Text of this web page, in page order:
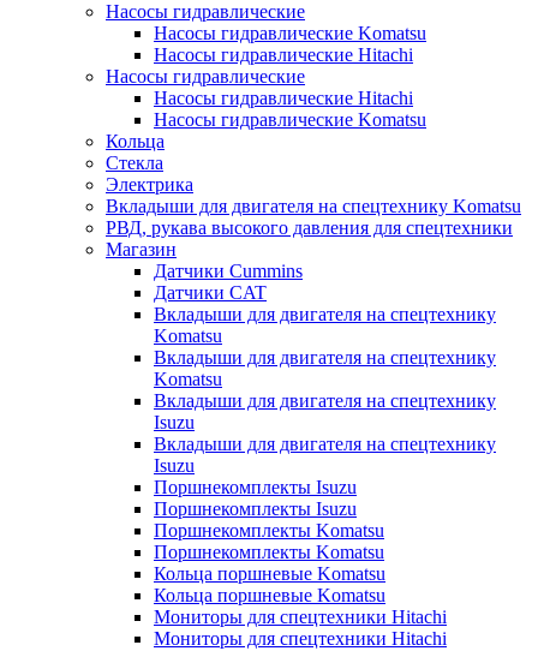
Насосы гидравлические
Насосы гидравлические Komatsu
Насосы гидравлические Hitachi
Насосы гидравлические
Насосы гидравлические Hitachi
Насосы гидравлические Komatsu
Кольца
Стекла
Электрика
Вкладыши для двигателя на спецтехнику Komatsu
РВД, рукава высокого давления для спецтехники
Магазин
Датчики Cummins
Датчики CAT
Вкладыши для двигателя на спецтехнику
Komatsu
Вкладыши для двигателя на спецтехнику
Komatsu
Вкладыши для двигателя на спецтехнику
Isuzu
Вкладыши для двигателя на спецтехнику
Isuzu
Поршнекомплекты Isuzu
Поршнекомплекты Isuzu
Поршнекомплекты Komatsu
Поршнекомплекты Komatsu
Кольца поршневые Komatsu
Кольца поршневые Komatsu
Мониторы для спецтехники Hitachi
Мониторы для спецтехники Hitachi